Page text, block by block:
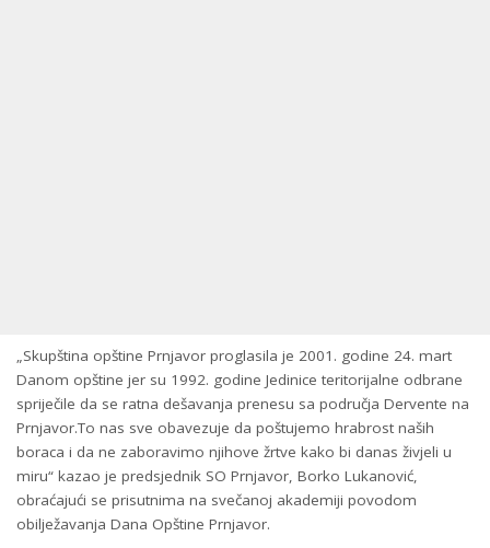
„Skupština opštine Prnjavor proglasila je 2001. godine 24. mart
Danom opštine jer su 1992. godine Jedinice teritorijalne odbrane
spriječile da se ratna dešavanja prenesu sa područja Dervente na
Prnjavor.To nas sve obavezuje da poštujemo hrabrost naših
boraca i da ne zaboravimo njihove žrtve kako bi danas živjeli u
miru“ kazao je predsjednik SO Prnjavor, Borko Lukanović,
obraćajući se prisutnima na svečanoj akademiji povodom
obilježavanja Dana Opštine Prnjavor.